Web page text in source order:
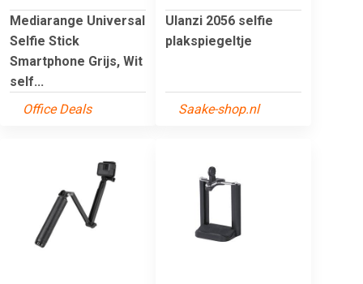
Mediarange Universal
Selfie Stick
Smartphone Grijs, Wit
self...
Office Deals
Ulanzi 2056 selfie
plakspiegeltje
Saake-shop.nl